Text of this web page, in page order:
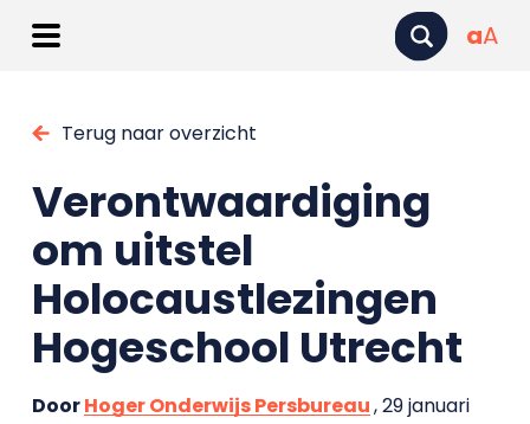
aA
Terug naar overzicht
Verontwaardiging
om uitstel
Holocaustlezingen
Hogeschool Utrecht
DoorHoger Onderwijs Persbureau, 29 januari